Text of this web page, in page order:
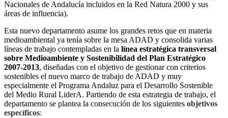
Nacionales de Andalucía incluidos en la Red Natura 2000 y sus
áreas de influencia).
Esta nuevo departamento asume los grandes retos que en materia
medioambiental ya tenía sobre la mesa ADAD y consolida varias
líneas de trabajo contempladas en la línea estratégica transversal
sobre Medioambiente y Sostenibilidad del Plan Estratégico
2007-2013, diseñadas con el objetivo de gestionar con criterios
sostenibles el nuevo marco de trabajo de ADAD y muy
especialmente el Programa Andaluz para el Desarrollo Sostenible
del Medio Rural LiderA. Partiendo de esta estrategia de trabajo, el
departamento se plantea la consecución de los siguientes objetivos
específicos: